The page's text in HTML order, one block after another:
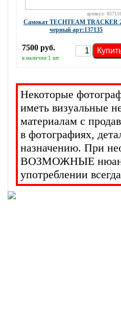
артикул:
Самокат TECHTEAM TRACKER
черный арт:137135
7500 руб.
в наличии 1 шт
Некоторые
иметь визуальные
материалам с
в фотографиях,
назначению. При
ВОЗМОЖНЫЕ
употреблении